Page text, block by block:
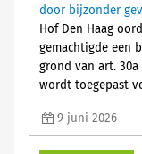
door bijzonder
Hof Den Haag
gemachtigde een
grond van art. 30a
wordt toegepast
9 juni 2026